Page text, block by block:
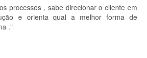
processos , sabe direcionar o cliente em
e orienta qual a melhor forma de
."